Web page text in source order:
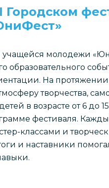
Городском
учащейся молодежи
образовательного
На протяжении
творчества,
в возрасте от 6 до
фестиваля.
классами и
и наставники